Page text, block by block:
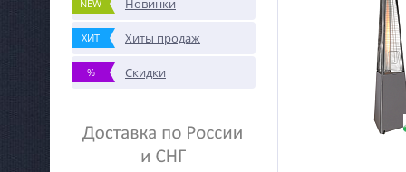
NEW Новинки
ХИТ Хиты продаж
% Скидки